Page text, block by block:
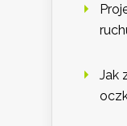
Jak